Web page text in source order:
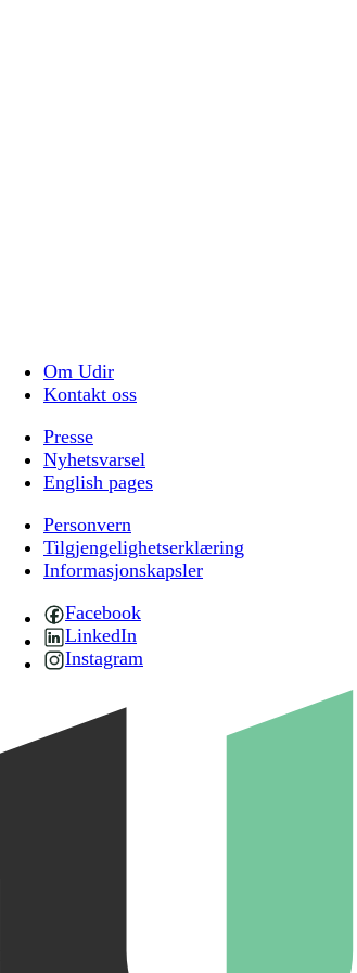
Om Udir
Kontakt oss
Presse
Nyhetsvarsel
English pages
Personvern
Tilgjengelighetserklæring
Informasjonskapsler
Facebook
LinkedIn
Instagram